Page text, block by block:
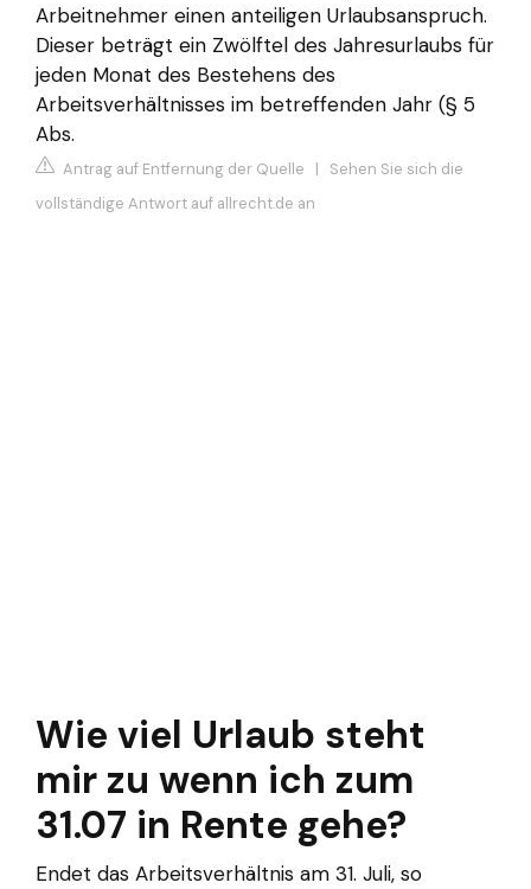
Arbeitnehmer einen anteiligen Urlaubsanspruch.
Dieser beträgt ein Zwölftel des Jahresurlaubs für
jeden Monat des Bestehens des
Arbeitsverhältnisses im betreffenden Jahr (§ 5
Abs.
Antrag auf Entfernung der Quelle | Sehen Sie sich die
vollständige Antwort auf allrecht.de an
Wie viel Urlaub steht
mir zu wenn ich zum
31.07 in Rente gehe?
Endet das Arbeitsverhältnis am 31. Juli, so